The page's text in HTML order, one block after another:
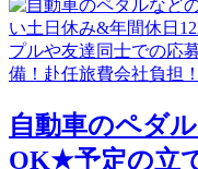
自動車のペダ
OK★予定の立